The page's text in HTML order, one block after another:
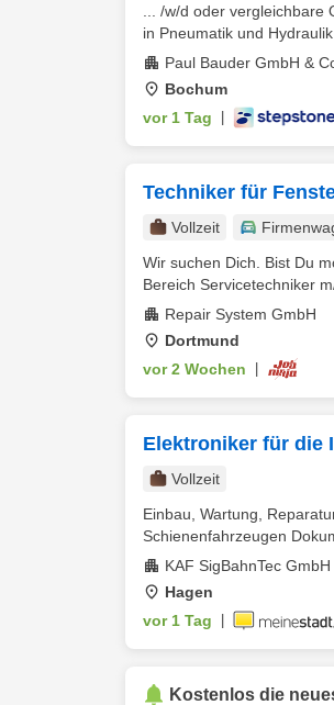
... /w/d oder
in Pneumatik und
Paul Bauder GmbH &
Bochum
vor 1 Tag
Techniker für
Vollzeit
Wir suchen Dich. Bist Du
Bereich Servicetechniker
Repair System GmbH
Dortmund
vor 2 Wochen
Elektroniker für die
Vollzeit
Einbau, Wartung,
Schienenfahrzeugen
KAF SigBahnTec GmbH
Hagen
vor 1 Tag
Kostenlos die